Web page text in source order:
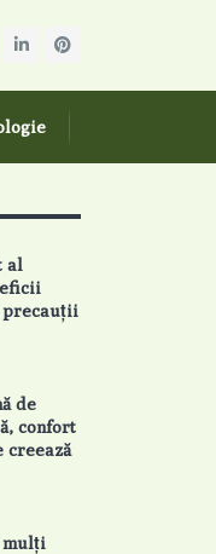
al
de
confort
creează
mulți